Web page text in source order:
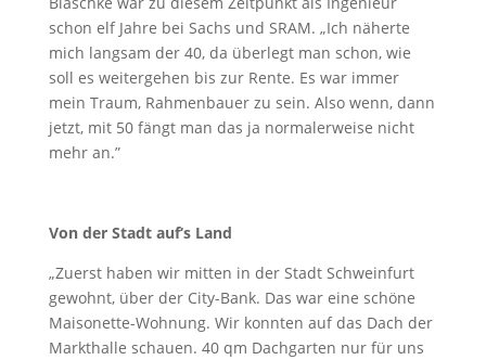
schon elf Jahre bei Sachs und SRAM. „Ich näherte
mich langsam der 40, da überlegt man schon, wie
soll es weitergehen bis zur Rente. Es war immer
mein Traum, Rahmenbauer zu sein. Also wenn, dann
jetzt, mit 50 fängt man das ja normalerweise nicht
mehr an.”
Von der Stadt auf‘s Land
„Zuerst haben wir mitten in der Stadt Schweinfurt
gewohnt, über der City-Bank. Das war eine schöne
Maisonette-Wohnung. Wir konnten auf das Dach der
Markthalle schauen. 40 qm Dachgarten nur für uns